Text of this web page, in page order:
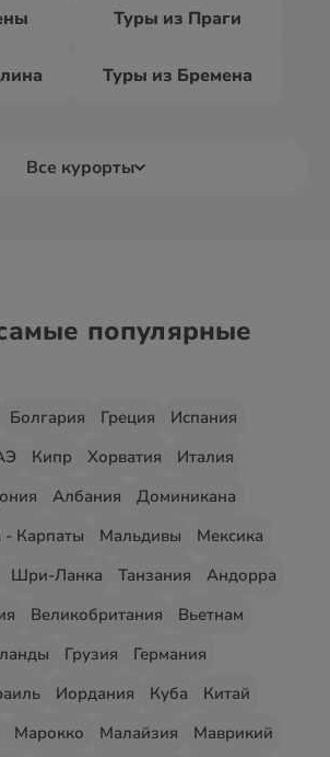
Туры из Праги
Туры из Бремена
Все курорты
популярные
Болгария Греция
Испания
Кипр Хорватия
Италия
Албания
Доминикана
- Карпаты Мальдивы
Мексика
Шри-Ланка Танзания
Андорра
Великобритания
Вьетнам
Грузия
Германия
Иордания Куба
Китай
Марокко Малайзия Маврикий